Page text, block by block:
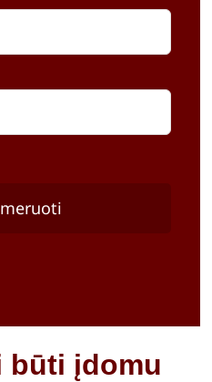
būti įdomu